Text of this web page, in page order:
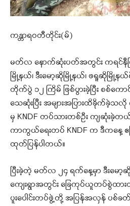
ကန္တာရဝတီတိုင်း(မ်)
မတ်လ နောက်ဆုံးပတ်အတွင်း ကရင်နီ
မြို့နယ်၊ ဒီးမော့ဆိုမြို့နယ်၊ ဖရူဆိုမြို့န
တိုက်ပွဲ ၁၂ ကြိမ် ဖြစ်ပွားခဲ့ပြီး စစ်က
သေဆုံးပြီး အများအပြားထိခိုက်ခဲ့သ
မှ KNDF တပ်သားတစ်ဦး ကျဆုံးခဲ့တ
ကာကွယ်ရေးတပ် KNDF က ဒီကနေ့
ထုတ်ပြန်ပါတယ်။
ပြီးခဲ့တဲ့ မတ်လ ၂၄ ရက်နေ့မှာ ဒီးမ
ကျေးရွာအတွင်း ခြေကုပ်ယူတပ်စွဲထာ
ပူးပေါင်းတပ်ဖွဲ့တို့ အပြန်အလှန် ပစ်ခတ်မှု